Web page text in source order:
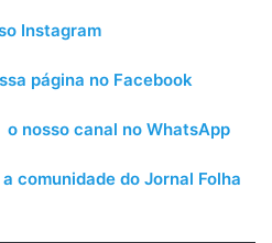
Instagram
página no Facebook
nosso canal no WhatsApp
comunidade do Jornal Folha